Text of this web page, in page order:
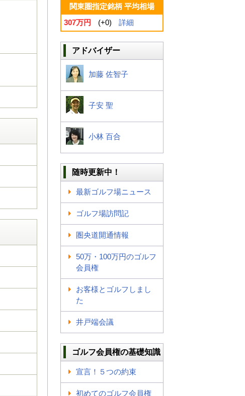
関東圏指定銘柄 平均相場
307万円
(+0) 詳細
アドバイザー
加藤 佐智子
子安 聖
小林 百合
随時更新中！
最新ゴルフ場ニュース
ゴルフ場訪問記
圏央道開通情報
50万・100万円のゴルフ
会員権
お客様とゴルフしまし
た
井戸端会議
ゴルフ会員権の基礎知識
宣言！５つの約束
初めてのゴルフ会員権